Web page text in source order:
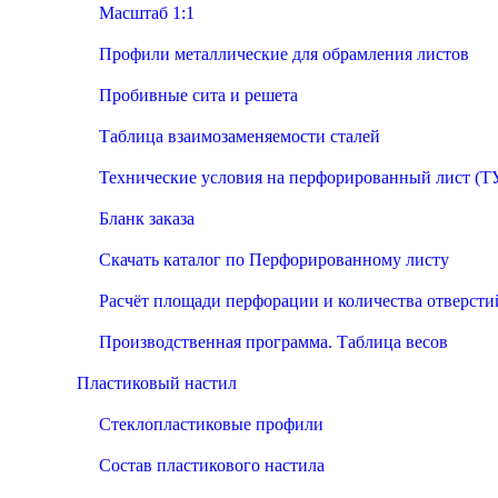
Масштаб 1:1
Профили металлические для обрамления листов
Пробивные сита и решета
Таблица взаимозаменяемости сталей
Технические условия на перфорированный лист
Бланк заказа
Скачать каталог по Перфорированному листу
Расчёт площади перфорации и количества
Производственная программа. Таблица весов
Пластиковый настил
Стеклопластиковые профили
Состав пластикового настила